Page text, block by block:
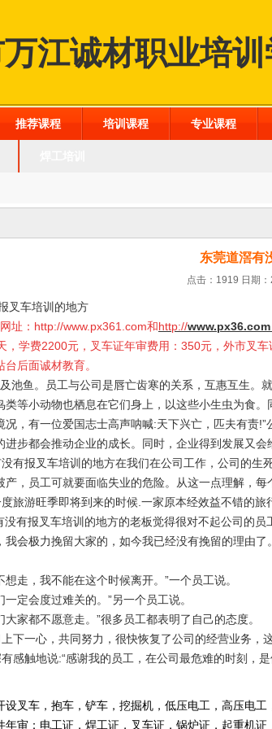
江诚材职业培
推荐课程 培训课程 专业课程
东莞道滘有
点击：1919 日期
叉车培训的地方
址： http://www.px361.com和http://www.px36.com
，学费2200元，叉车证年审费用：350元，外市叉
后面诚材教育。
池鱼。员工与公司是唇亡齿寒的关系，互惠互生。
类等小动物也栖息在它们身上，以这些小生虫为食
况，有一位爱国志士高声呐喊:天下兴亡，匹夫有责!”
进步都会推动企业的成长。同时，企业得到发展又会
有报叉车培训 的地方在我们在公司工作，公司的生
产，员工可就要面临失业的危险。从这一点理解，
旅游旺季即将到来的时候 一家原本经效益不错的旅
没有报叉车培训的地方的老板觉得很对不起公司的员
我会极力挽留大家的，如今我已经没有挽留的理由
想走，我不能在这个时候离开。”一个员工说。
一定会度过难关的。”另一个员工说。
大家都不愿意走。”很多员工都表明了自己的态度。
下一心，共同努力，很快恢复了公司的经营业务，
感触地说:“感谢我的员工，在公司最危难的时刻，
设叉车，抱车，铲车，挖掘机，低压电工，高压电
证，焊工证，叉车证，锅炉证，起重机证，